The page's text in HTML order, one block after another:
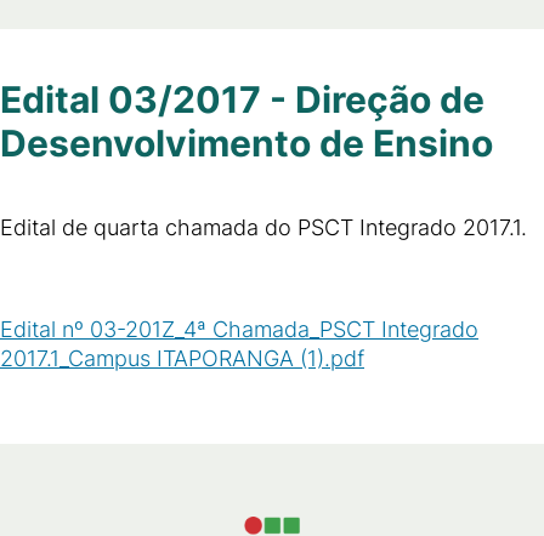
Edital 03/2017 - Direção de
Desenvolvimento de Ensino
Edital de quarta chamada do PSCT Integrado 2017.1.
Edital nº 03-201Z_4ª Chamada_PSCT Integrado
2017.1_Campus ITAPORANGA (1).pdf